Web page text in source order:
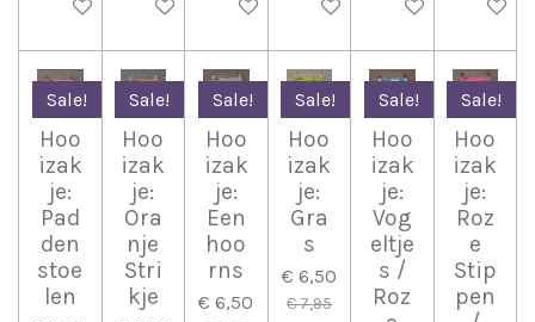
In winkelwagenIn winkelwagenIn winkelwagenIn winkelwagenIn winkelwagen
In
Sale!
Hoo
izak
je:
Pad
den
stoe
len
Sale!
Hoo
izak
je:
Ora
nje
Stri
kje
Sale!
Hoo
izak
je:
Een
hoo
rns
€ 6,50
Sale!
Hoo
izak
je:
Gra
s
€ 6,50
€ 7,95
Sale!
Hoo
izak
je:
Vog
eltje
s /
Roz
Sale!
Hoo
izak
je:
Roz
e
Stip
pen